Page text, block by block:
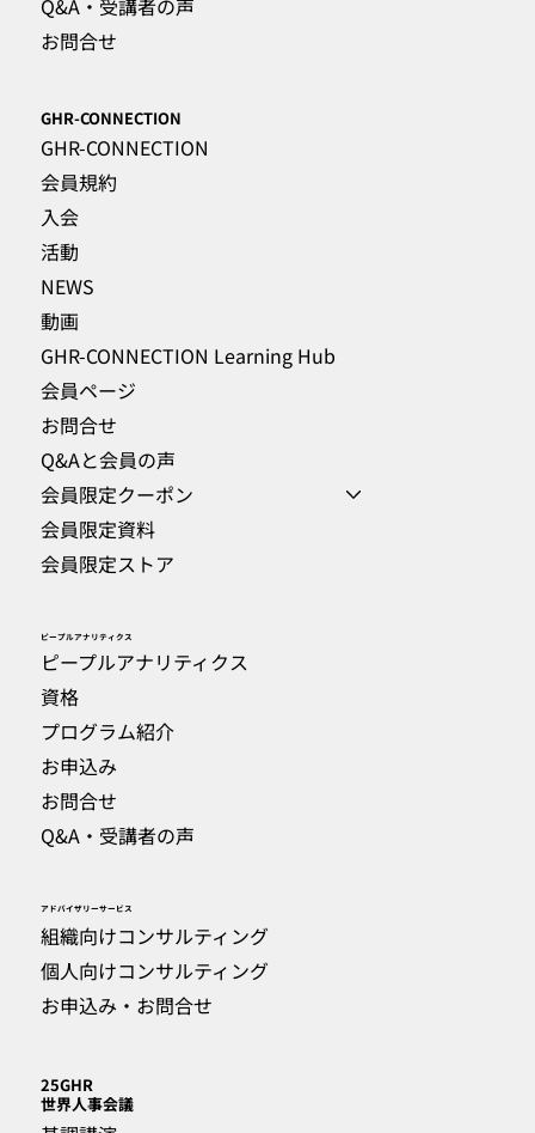
Q&A・受講者の声
お問合せ
GHR-CONNECTION
GHR-CONNECTION
会員規約
入会
活動
NEWS
動画
GHR-CONNECTION Learning Hub
会員ページ
お問合せ
Q&Aと会員の声
会員限定クーポン
会員限定資料
会員限定ストア
​ピープルアナリティクス
ピープルアナリティクス
資格
プログラム紹介
お申込み
お問合せ
Q&A・受講者の声
​アドバイザリーサービス
組織向けコンサルティング
個人向けコンサルティング
お申込み・お問合せ
25GHR
​世界人事会議